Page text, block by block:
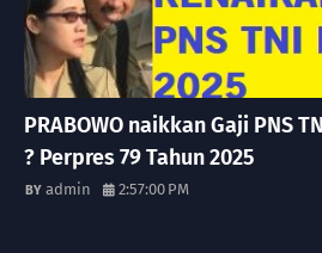
PRABOWO naikkan Gaji PNS
? Perpres 79 Tahun 2025
admin 2:57:00 PM